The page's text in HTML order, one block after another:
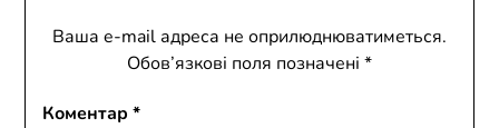
Ваша e-mail адреса не оприлюднюватиметься.
Обов’язкові поля позначені *
Коментар*